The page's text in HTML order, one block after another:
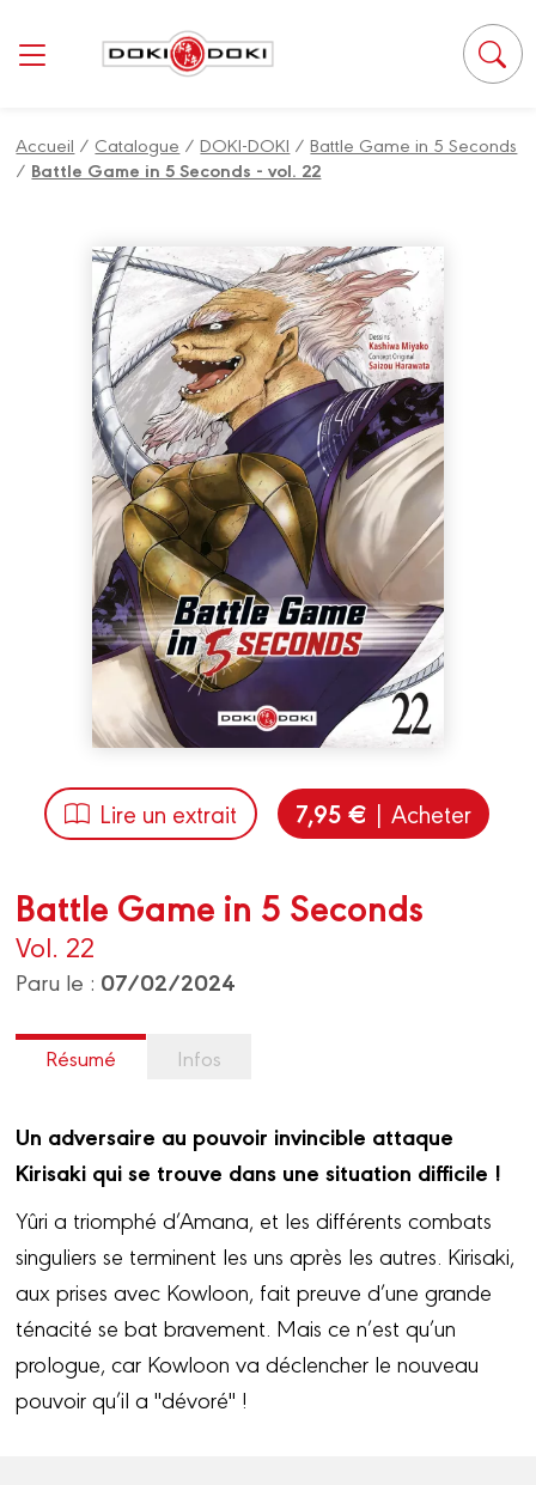
Accueil / Catalogue /DOKI-DOKI /Battle Game in 5 Seconds
/ Battle Game in 5 Seconds - vol. 22
Lire un extrait 7,95 € | Acheter
Battle Game in 5 Seconds
Vol. 22
Paru le : 07/02/2024
Résumé Infos
Un adversaire au pouvoir invincible attaque
Kirisaki qui se trouve dans une situation difficile !
Yûri a triomphé d’Amana, et les différents combats
singuliers se terminent les uns après les autres. Kirisaki,
aux prises avec Kowloon, fait preuve d’une grande
ténacité se bat bravement. Mais ce n’est qu’un
prologue, car Kowloon va déclencher le nouveau
pouvoir qu’il a "dévoré" !